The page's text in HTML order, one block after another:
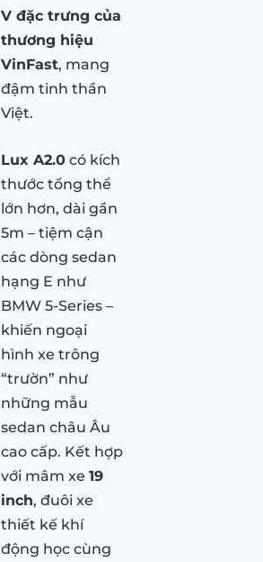
V đặc trưng của
thương hiệu
VinFast, mang
đậm tinh thần
Việt.
Lux A2.0 có kích
thước tổng thể
lớn hơn, dài gần
5m – tiệm cận
các dòng sedan
hạng E như
BMW 5-Series –
khiến ngoại
hình xe trông
“trườn” như
những mẫu
sedan châu Âu
cao cấp. Kết hợp
với mâm xe 19
inch, đuôi xe
thiết kế khí
động học cùng